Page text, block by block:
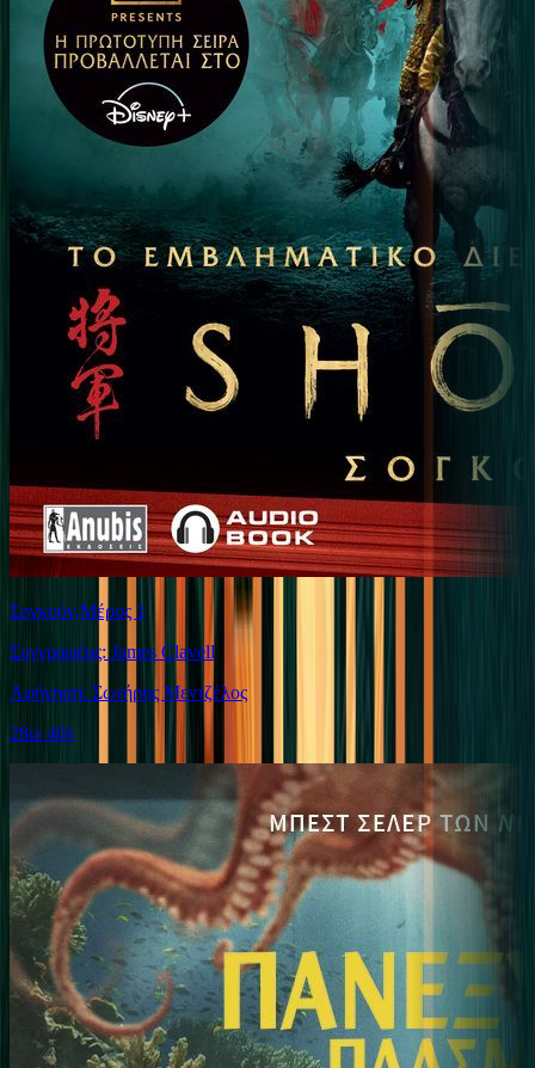
Σογκούν,Μέρος 1
Συγγραφέας: James Clavell
Αφήγηση: Σωτήρης Μεντζέλος
28ω 40λ